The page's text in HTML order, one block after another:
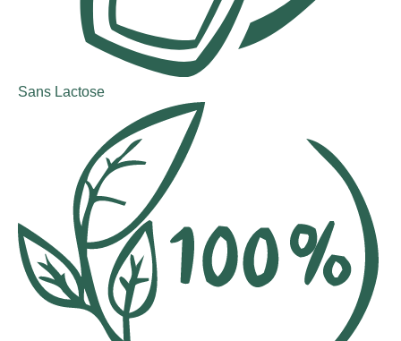
Sans Lactose